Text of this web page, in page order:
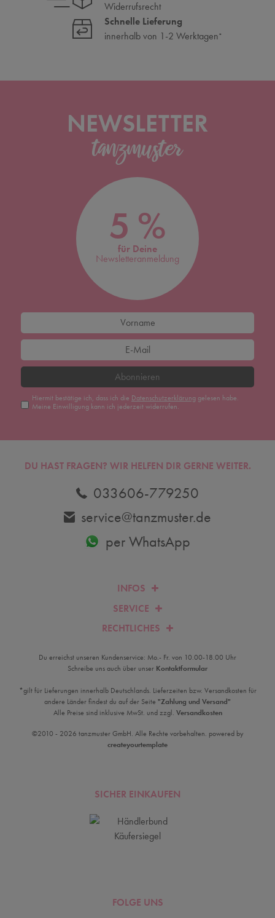
Widerrufsrecht
Schnelle Lieferung
innerhalb von 1-2 Werktagen*
NEWSLETTER
5 %
für Deine
Newsletteranmeldung
Abonnieren
Hiermit bestätige ich, dass ich die Daten­schutz­erklärunggelesen habe.
Meine Einwilligung kann ich jederzeit widerrufen.
INFOS
SERVICE
RECHTLICHES
DU HAST FRAGEN? WIR HELFEN DIR GERNE WEITER.
033606-779250
service@tanzmuster.de
per WhatsApp
Du erreichst unseren Kundenservice: Mo.- Fr. von 10.00-18.00 Uhr
Schreibe uns auch über unser Kontaktformular
*gilt für Lieferungen innerhalb Deutschlands. Lieferzeiten bzw. Versandkosten für
andere Länder findest du auf der Seite "Zahlung und Versand"
Alle Preise sind inklusive MwSt. und zzgl. Versandkosten
©2010 - 2026 tanzmuster GmbH. Alle Rechte vorbehalten. powered by
createyourtemplate
SICHER EINKAUFEN
FOLGE UNS